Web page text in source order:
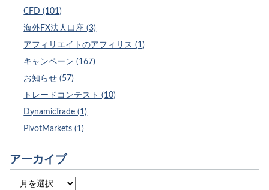
CFD (101)
海外FX法人口座 (3)
アフィリエイトのアフィリス (1)
キャンペーン (167)
お知らせ (57)
トレードコンテスト (10)
DynamicTrade (1)
PivotMarkets (1)
アーカイブ